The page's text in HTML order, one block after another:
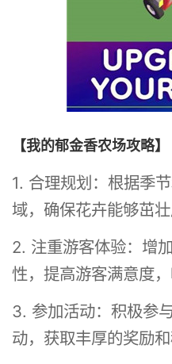
【我的郁金香农场攻略】
1. 合理规划：根据季
域，确保花卉能够茁壮
2. 注重游客体验：增
性，提高游客满意度
3. 参加活动：积极参
动，获取丰厚的奖励和